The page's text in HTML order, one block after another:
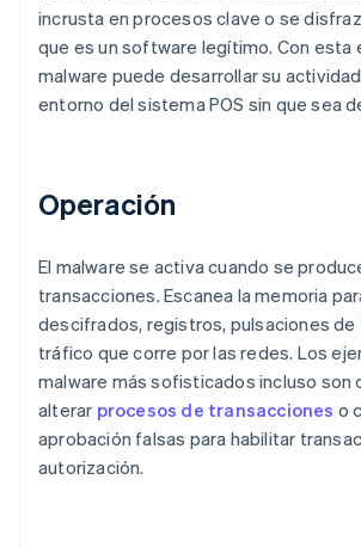
incrusta en procesos clave o se
que es un software legítimo. Con esta
malware puede desarrollar su
entorno del sistema POS sin que sea
Operación
El malware se activa cuando se
transacciones. Escanea la memoria
descifrados, registros, pulsaciones de
tráfico que corre por las redes. Los
malware más sofisticados incluso son
alterar procesos de transacciones o
aprobación falsas para habilitar
autorización.